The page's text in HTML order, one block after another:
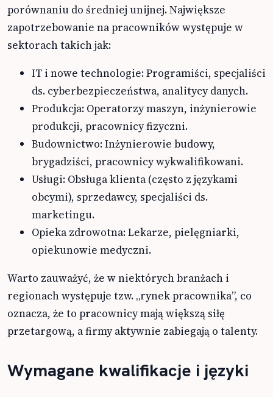
porównaniu do średniej unijnej. Największe
zapotrzebowanie na pracowników występuje w
sektorach takich jak:
IT i nowe technologie: Programiści, specjaliści
ds. cyberbezpieczeństwa, analitycy danych.
Produkcja: Operatorzy maszyn, inżynierowie
produkcji, pracownicy fizyczni.
Budownictwo: Inżynierowie budowy,
brygadziści, pracownicy wykwalifikowani.
Usługi: Obsługa klienta (często z językami
obcymi), sprzedawcy, specjaliści ds.
marketingu.
Opieka zdrowotna: Lekarze, pielęgniarki,
opiekunowie medyczni.
Warto zauważyć, że w niektórych branżach i
regionach występuje tzw. „rynek pracownika”, co
oznacza, że to pracownicy mają większą siłę
przetargową, a firmy aktywnie zabiegają o talenty.
Wymagane kwalifikacje i języki